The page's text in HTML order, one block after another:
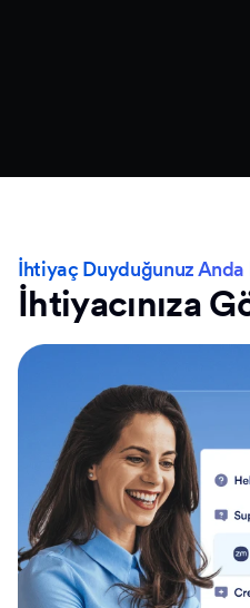
İhtiyaç Duyduğunuz Anda
İhtiyacınıza